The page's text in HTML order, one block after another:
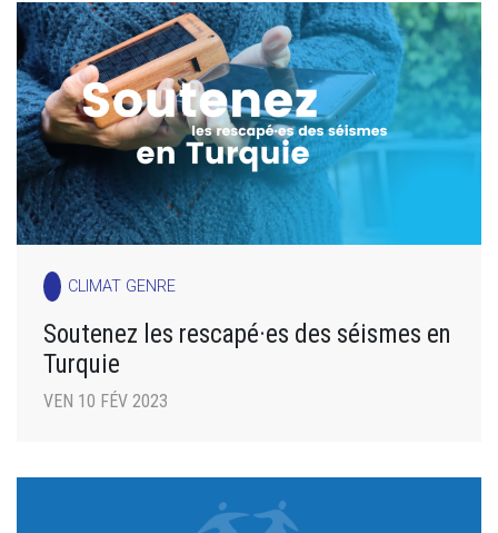
CLIMAT GENRE
Soutenez les rescapé·es des séismes en
Turquie
VEN 10 FÉV 2023